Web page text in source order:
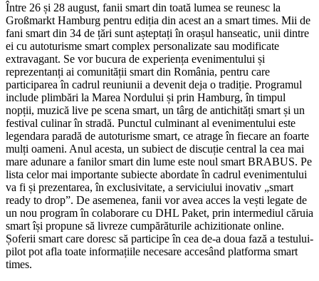
Între 26 și 28 august, fanii smart din toată lumea se reunesc la
Großmarkt Hamburg pentru ediția din acest an a smart times. Mii de
fani smart din 34 de țări sunt așteptați în orașul hanseatic, unii dintre
ei cu autoturisme smart complex personalizate sau modificate
extravagant. Se vor bucura de experiența evenimentului și
reprezentanți ai comunității smart din România, pentru care
participarea în cadrul reuniunii a devenit deja o tradiție. Programul
include plimbări la Marea Nordului și prin Hamburg, în timpul
nopții, muzică live pe scena smart, un târg de antichități smart și un
festival culinar în stradă. Punctul culminant al evenimentului este
legendara paradă de autoturisme smart, ce atrage în fiecare an foarte
mulți oameni. Anul acesta, un subiect de discuție central la cea mai
mare adunare a fanilor smart din lume este noul smart BRABUS. Pe
lista celor mai importante subiecte abordate în cadrul evenimentului
va fi și prezentarea, în exclusivitate, a serviciului inovativ „smart
ready to drop”. De asemenea, fanii vor avea acces la vești legate de
un nou program în colaborare cu DHL Paket, prin intermediul căruia
smart își propune să livreze cumpărăturile achizitionate online.
Șoferii smart care doresc să participe în cea de-a doua fază a testului-
pilot pot afla toate informațiile necesare accesând platforma smart
times.